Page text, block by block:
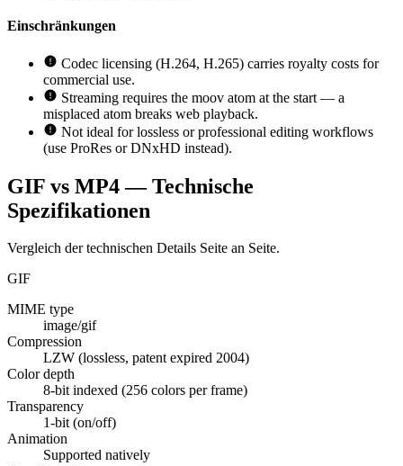
Einschränkungen
Codec licensing (H.264, H.265) carries royalty costs for
commercial use.
Streaming requires the moov atom at the start — a
misplaced atom breaks web playback.
Not ideal for lossless or professional editing workflows
(use ProRes or DNxHD instead).
GIF vs MP4 — Technische
Spezifikationen
Vergleich der technischen Details Seite an Seite.
GIF
MIME type
image/gif
Compression
LZW (lossless, patent expired 2004)
Color depth
8-bit indexed (256 colors per frame)
Transparency
1-bit (on/off)
Animation
Supported natively